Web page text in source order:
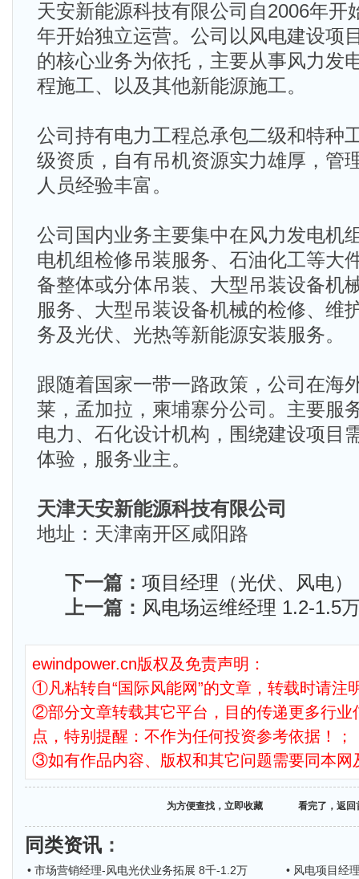
天安新能源科技有限公司自2006年开
年开始独立运营。公司以风电建设项
的核心业务为依托，主要从事风力发
程施工、以及其他新能源施工。
公司持有电力工程总承包二级和特种
级资质，自有吊机资源实力雄厚，管
人员经验丰富。
公司国内业务主要集中在风力发电机
电机组检修吊装服务、石油化工等大
备整体或分体吊装、大型吊装设备机
服务、大型吊装设备机械的检修、维
务及光伏、光热等新能源安装服务。
跟随着国家一带一路政策，公司在海
莱，孟加拉，柬埔寨分公司。主要服
电力、石化设计机构，围绕建设项目
体验，服务业主。
天津天安新能源科技有限公司
地址：天津南开区咸阳路
下一篇： 项目经理（光伏、风电）
上一篇： 风电场运维经理 1.2-1.5
ewindpower.cn版权及免责声明：
①凡粘转自“国际风能网”的文章，转载时请注
②部分文章转载其它平台，目的传递更多行业
点，特别提醒：不作为任何投资参考依据！；
③如有作品内容、版权和其它问题需要同本网
为方便查找，立即收藏 看完了，返回
同类资讯 ：
• 市场营销经理-风电光伏业务拓展 8千-1.2万
• 风电项目经